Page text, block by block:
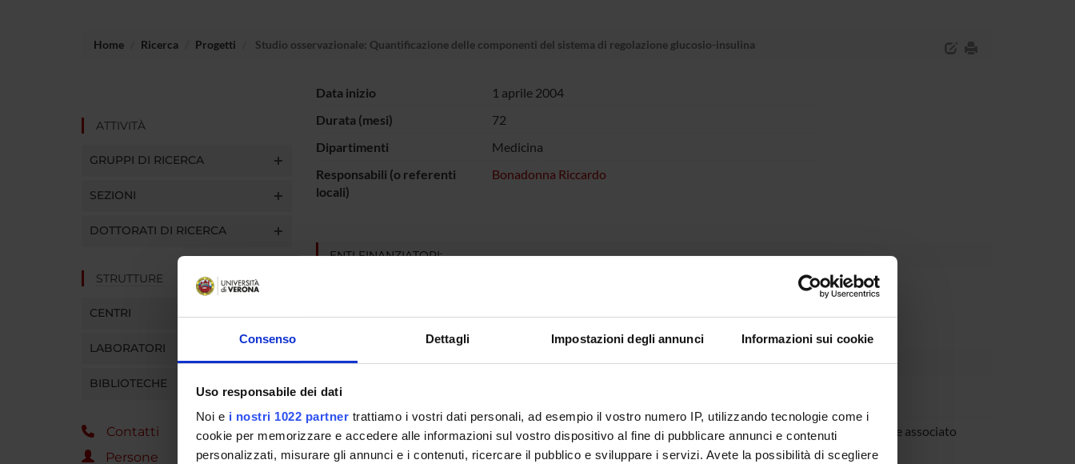
Consenso Dettagli Impostazioni degli annunci Informazioni sui cookie
Uso responsabile dei dati
Noi e i nostri 1022 partner trattiamo i vostri dati personali, ad esempio il vostro numero IP, utilizzando tecnologie come i
cookie per memorizzare e accedere alle informazioni sul vostro dispositivo al fine di pubblicare annunci e contenuti
personalizzati, misurare gli annunci e i contenuti, ricercare il pubblico e sviluppare i servizi. Avete la possibilità di scegliere
Home Ricerca Progetti Studio osservazionale: Quantificazione delle componenti del sistema di regolazione glucosio-insulina
ATTIVITÀ
GRUPPI DI RICERCA
SEZIONI
DOTTORATI DI RICERCA
STRUTTURE
CENTRI
LABORATORI
BIBLIOTECHE
Contatti
Persone
Data inizio
1 aprile 2004
Durata (mesi)
72
Dipartimenti
Medicina
Responsabili (o referenti
locali)
Bonadonna Riccardo
ENTI FINANZIATORI:
PARTECIPANTI AL PROGETTO
Riccardo Bonadonna
Enzo Bonora Professore emerito Maddalena Trombetta Professore associato